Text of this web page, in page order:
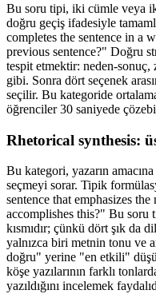
Bu soru tipi, iki cümle veya
doğru geçiş ifadesiyle
completes the sentence in a
previous sentence?" Doğru
tespit etmektir: neden-sonuç,
gibi. Sonra dört seçenek
seçilir. Bu kategoride
öğrenciler 30 saniyede
Rhetorical synthesis:
Bu kategori, yazarın
seçmeyi sorar. Tipik
sentence that emphasizes
accomplishes this?" Bu soru
kısmıdır; çünkü dört şık da
yalnızca biri metnin tonu ve
doğru" yerine "en etkili"
köşe yazılarının farklı
yazıldığını incelemek